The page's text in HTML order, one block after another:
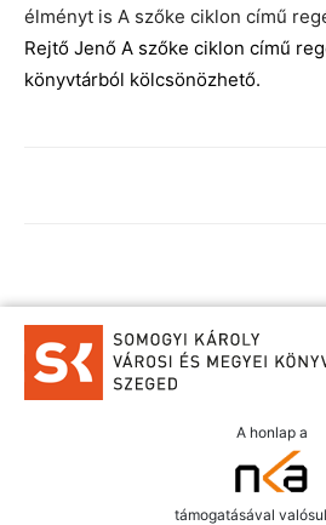
élményt is A szőke ciklon című
Rejtő Jenő A szőke ciklon című
könyvtárból kölcsönözhető.
A honlap a
támogatásával